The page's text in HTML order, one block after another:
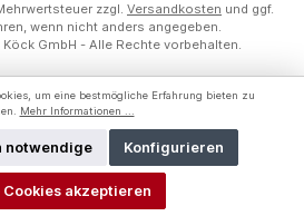
zzgl. Versandkosten und ggf.
wenn nicht anders angegeben.
GmbH - Alle Rechte vorbehalten.
um eine bestmögliche Erfahrung bieten zu
Mehr Informationen ...
notwendige Konfigurieren
Cookies akzeptieren